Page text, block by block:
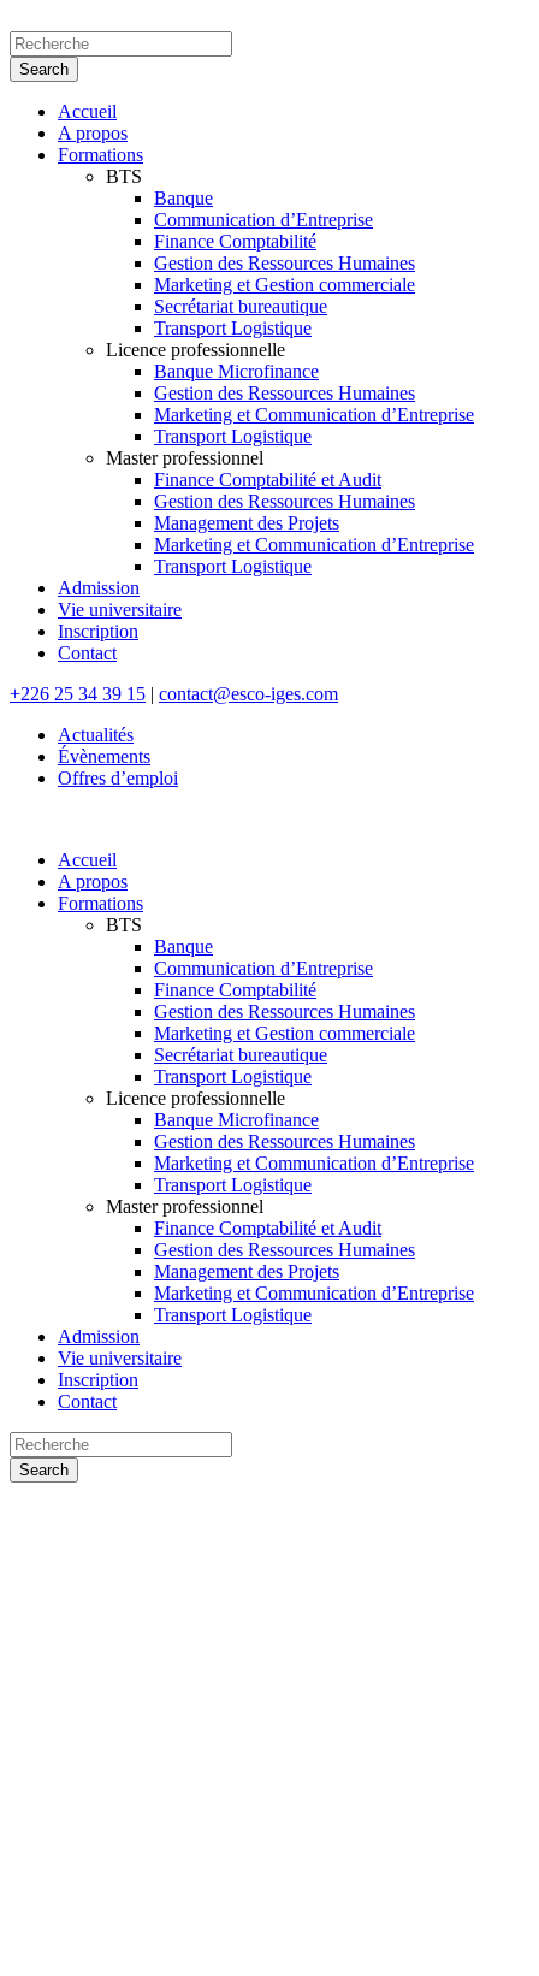
Accueil
A propos
Formations
BTS
Banque
Communication d’Entreprise
Finance Comptabilité
Gestion des Ressources Humaines
Marketing et Gestion commerciale
Secrétariat bureautique
Transport Logistique
Licence professionnelle
Banque Microfinance
Gestion des Ressources Humaines
Marketing et Communication d’Entreprise
Transport Logistique
Master professionnel
Finance Comptabilité et Audit
Gestion des Ressources Humaines
Management des Projets
Marketing et Communication d’Entreprise
Transport Logistique
Admission
Vie universitaire
Inscription
Contact
+226 25 34 39 15 | contact@esco-iges.com
Actualités
Évènements
Offres d’emploi
Accueil
A propos
Formations
BTS
Banque
Communication d’Entreprise
Finance Comptabilité
Gestion des Ressources Humaines
Marketing et Gestion commerciale
Secrétariat bureautique
Transport Logistique
Licence professionnelle
Banque Microfinance
Gestion des Ressources Humaines
Marketing et Communication d’Entreprise
Transport Logistique
Master professionnel
Finance Comptabilité et Audit
Gestion des Ressources Humaines
Management des Projets
Marketing et Communication d’Entreprise
Transport Logistique
Admission
Vie universitaire
Inscription
Contact